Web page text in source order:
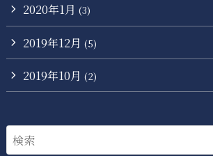
2020年1月 (3)
2019年12月 (5)
2019年10月 (2)